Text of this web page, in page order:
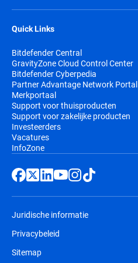
Quick Links
Bitdefender Central
GravityZone Cloud Control Center
Bitdefender Cyberpedia
Partner Advantage Network Portal
Merkportaal
Support voor thuisproducten
Support voor zakelijke producten
Investeerders
Vacatures
InfoZone
Juridische informatie
Privacybeleid
Sitemap